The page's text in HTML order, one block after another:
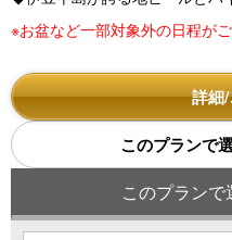
※お盆など一部対象外の日程がご
詳細
このプランで
このプラン